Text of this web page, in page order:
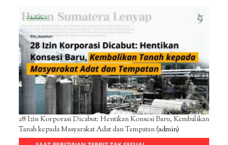
28 Izin Korporasi Dicabut: Hentikan Konsesi Baru, Kembalikan
Tanah kepada Masyarakat Adat dan Tempatan(admin)